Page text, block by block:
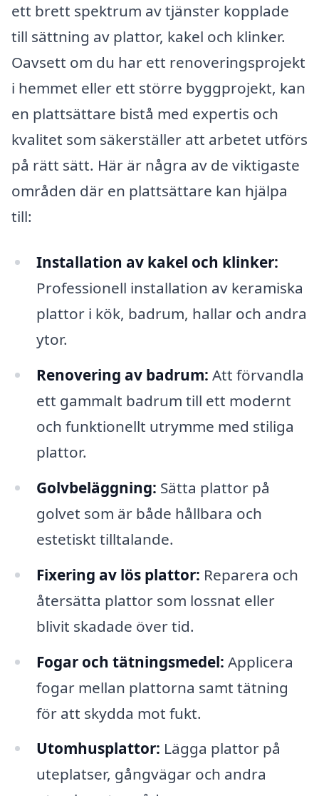
ett brett spektrum av tjänster kopplade
till sättning av plattor, kakel och klinker.
Oavsett om du har ett renoveringsprojekt
i hemmet eller ett större byggprojekt, kan
en plattsättare bistå med expertis och
kvalitet som säkerställer att arbetet utförs
på rätt sätt. Här är några av de viktigaste
områden där en plattsättare kan hjälpa
till:
Installation av kakel och klinker:
Professionell installation av keramiska
plattor i kök, badrum, hallar och andra
ytor.
Renovering av badrum: Att förvandla
ett gammalt badrum till ett modernt
och funktionellt utrymme med stiliga
plattor.
Golvbeläggning: Sätta plattor på
golvet som är både hållbara och
estetiskt tilltalande.
Fixering av lös plattor: Reparera och
återsätta plattor som lossnat eller
blivit skadade över tid.
Fogar och tätningsmedel: Applicera
fogar mellan plattorna samt tätning
för att skydda mot fukt.
Utomhusplattor: Lägga plattor på
uteplatser, gångvägar och andra